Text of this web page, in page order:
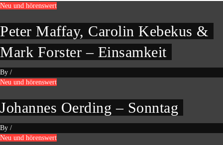
Neu und hörenswert
Peter Maffay, Carolin Kebekus &
Mark Forster – Einsamkeit
By /
Neu und hörenswert
Johannes Oerding – Sonntag
By /
Neu und hörenswert